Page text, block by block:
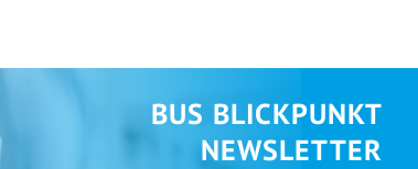
BUS BLICKPUNKT
NEWSLETTER